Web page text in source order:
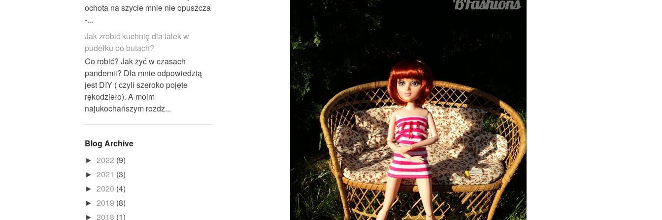
ochota na szycie mnie nie opuszcza
-...
Jak zrobić kuchnię dla lalek w
pudełku po butach?
Co robić? Jak żyć w czasach
pandemii? Dla mnie odpowiedzią
jest DIY ( czyli szeroko pojęte
rękodzieło). A moim
najukochańszym rozdz...
Blog Archive
► 2022 (9)
► 2021 (3)
► 2020 (4)
► 2019 (8)
► 2018 (1)